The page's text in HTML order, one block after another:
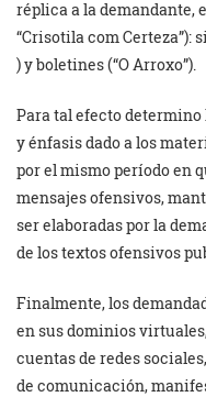
réplica a la demandante,
“Crisotila com Certeza”):
) y boletines (“O Arroxo”).
Para tal efecto
y énfasis dado a los
por el mismo período en
mensajes ofensivos,
ser elaboradas por la
de los textos ofensivos
Finalmente, los
en sus dominios
cuentas de redes
de comunicación,